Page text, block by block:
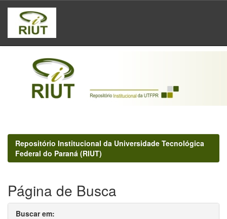
Skip
navigation
Repositório Institucional da Universidade Tecnológica
Federal do Paraná (RIUT)
Página de Busca
Buscar em: